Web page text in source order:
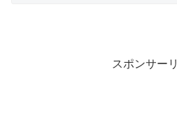
スポンサー